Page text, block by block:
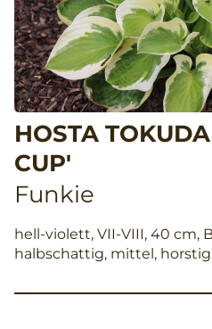
HOSTA
CUP'
Funkie
hell-violett, VII-VIII, 40 cm,
halbschattig, mittel,